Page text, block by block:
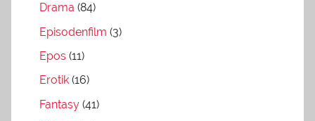
Drama (84)
Episodenfilm (3)
Epos (11)
Erotik (16)
Fantasy (41)